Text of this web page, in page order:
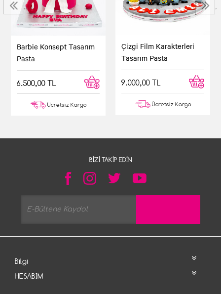
Barbie Konsept Tasarım
Pasta
6.500,00 TL
Ücretsiz Kargo
Çizgi Film Karakterleri
Tasarım Pasta
9.000,00 TL
Ücretsiz Kargo
‹ ›
BIZI TAKIP EDIN
Bilgi
HESABIM